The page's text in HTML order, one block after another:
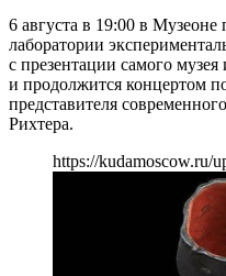
6 августа в 19:00 в
лаборатории
с презентации самого
и продолжится концертом
представителя
Рихтера.
https://kudamoscow.ru/